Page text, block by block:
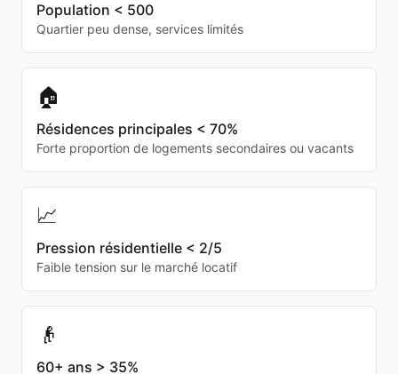
Population < 500
Quartier peu dense, services limités
🏠
Résidences principales < 70%
Forte proportion de logements secondaires ou vacants
📈
Pression résidentielle < 2/5
Faible tension sur le marché locatif
👴
60+ ans > 35%